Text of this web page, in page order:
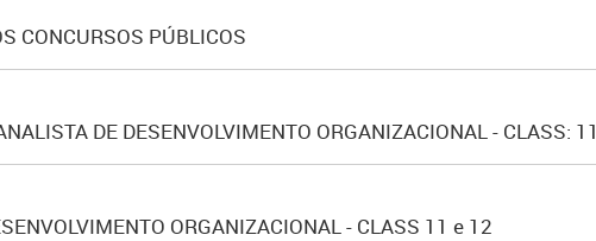
CONCURSOS PÚBLICOS
DE DESENVOLVIMENTO ORGANIZACIONAL - CLASS: 11
ORGANIZACIONAL - CLASS 11 e 12